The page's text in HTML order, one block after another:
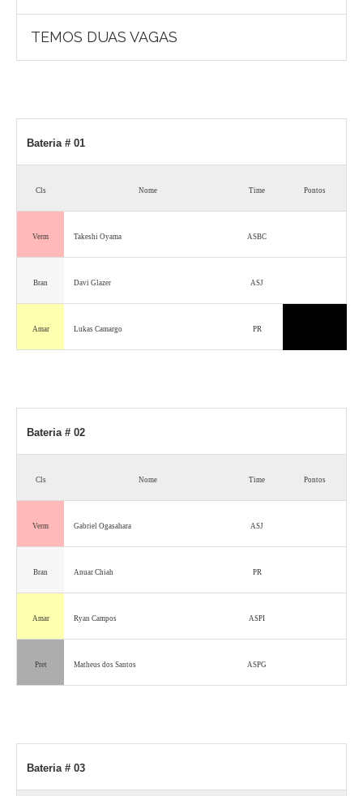
TEMOS DUAS VAGAS
Bateria # 01
Cls Nome Time Pontos
Verm Takeshi Oyama ASBC
Bran Davi Glazer ASJ
Amar Lukas Camargo PR
Bateria # 02
Cls Nome Time Pontos
Verm Gabriel Ogasahara ASJ
Bran Anuar Chiah PR
Amar Ryan Campos ASPI
Pret Matheus dos Santos ASPG
Bateria # 03